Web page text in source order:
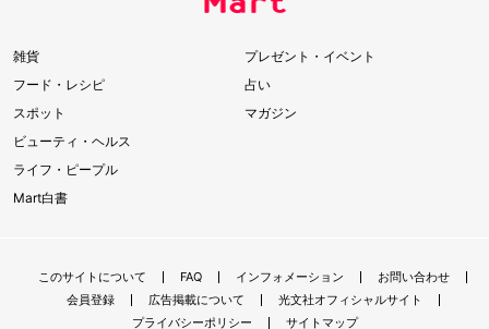
雑貨
フード・レシピ
スポット
ビューティ・ヘルス
ライフ・ピープル
Mart白書
プレゼント・イベント
占い
マガジン
このサイトについて FAQ インフォメーション
お問い合わせ
会員登録
広告掲載について
光文社オフィシャルサイト
プライバシーポリシー
サイトマップ